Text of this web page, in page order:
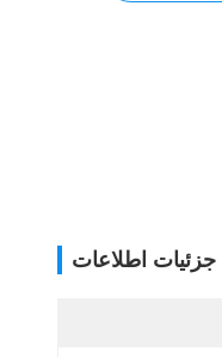
جزئیات اطلاعات